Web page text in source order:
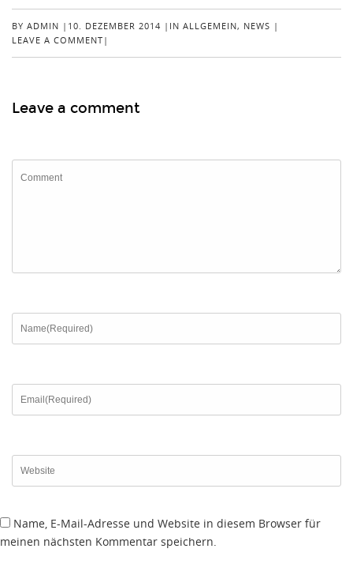
BY ADMIN | 10. DEZEMBER 2014 | IN ALLGEMEIN, NEWS |
LEAVE A COMMENT |
Leave a comment
Name, E-Mail-Adresse und Website in diesem Browser für
meinen nächsten Kommentar speichern.